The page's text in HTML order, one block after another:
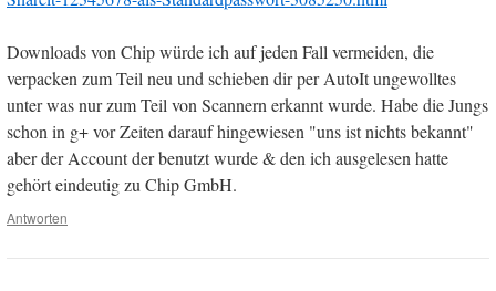
Downloads von Chip würde ich auf jeden Fall vermeiden, die
verpacken zum Teil neu und schieben dir per AutoIt ungewolltes
unter was nur zum Teil von Scannern erkannt wurde. Habe die Jungs
schon in g+ vor Zeiten darauf hingewiesen "uns ist nichts bekannt"
aber der Account der benutzt wurde & den ich ausgelesen hatte
gehört eindeutig zu Chip GmbH.
Antworten